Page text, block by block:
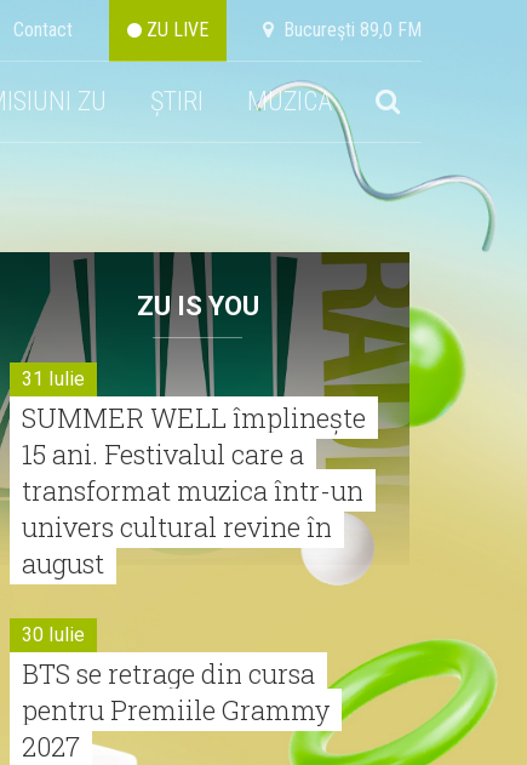
Contact ZU LIVE Bucureşti 89,0 FM
ZU ȘTIRI MUZICA
ZU IS YOU
31 Iulie
SUMMER WELL împlinește
15 ani. Festivalul care a
transformat muzica într-un
univers cultural revine în
august
30 Iulie
BTS se retrage din cursa
pentru Premiile Grammy
2027